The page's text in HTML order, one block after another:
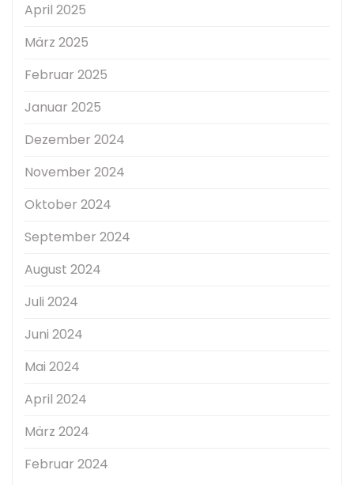
April 2025
März 2025
Februar 2025
Januar 2025
Dezember 2024
November 2024
Oktober 2024
September 2024
August 2024
Juli 2024
Juni 2024
Mai 2024
April 2024
März 2024
Februar 2024